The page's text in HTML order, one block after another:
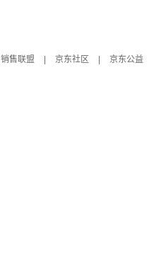
销售联盟 京东社区
京东公益